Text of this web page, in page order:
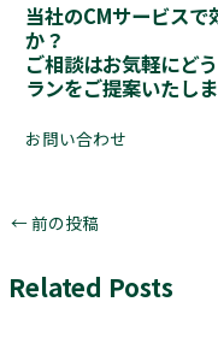
当社のCMサービス
か？
ご相談はお気軽にど
ランをご提案いたしま
お問い合わせ
←前の投稿
Related Posts